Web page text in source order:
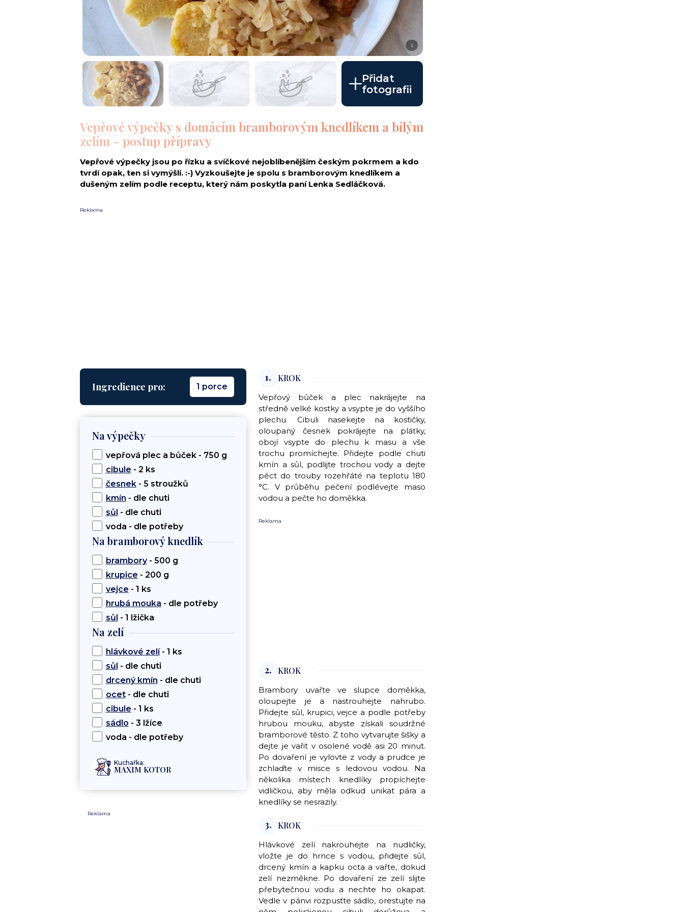
i
Přidat
fotografii
Vepřové výpečky s domácím bramborovým knedlíkem a bílým
zelím - postup přípravy
Vepřové výpečky jsou po řízku a svíčkové nejoblíbenějším českým pokrmem a kdo
tvrdí opak, ten si vymýšlí. :-) Vyzkoušejte je spolu s bramborovým knedlíkem a
dušeným zelím podle receptu, který nám poskytla paní Lenka Sedláčková.
Reklama
Ingredience pro: 1 porce
Na výpečky
vepřová plec a bůček - 750 g
cibule - 2 ks
česnek- 5 stroužků
kmín - dle chuti
sůl - dle chuti
voda - dle potřeby
Na bramborový knedlík
brambory- 500 g
krupice - 200 g
vejce - 1 ks
hrubá mouka - dle potřeby
sůl - 1 lžička
Na zelí
hlávkové zelí- 1 ks
sůl - dle chuti
drcený kmín - dle chuti
ocet- dle chuti
cibule - 1 ks
sádlo - 3 lžíce
voda - dle potřeby
Kuchařka:
MAXIM KOTOR
Reklama
1. KROK
Vepřový bůček a plec nakrájejte na
středně velké kostky a vsypte je do vyššího
plechu. Cibuli nasekejte na kostičky,
oloupaný česnek pokrájejte na plátky,
obojí vsypte do plechu k masu a vše
trochu promíchejte. Přidejte podle chuti
kmín a sůl, podlijte trochou vody a dejte
péct do trouby rozehřáté na teplotu 180
°C. V průběhu pečení podlévejte maso
vodou a pečte ho doměkka.
Reklama
2. KROK
Brambory uvařte ve slupce doměkka,
oloupejte je a nastrouhejte nahrubo.
Přidejte sůl, krupici, vejce a podle potřeby
hrubou mouku, abyste získali soudržné
bramborové těsto. Z toho vytvarujte šišky a
dejte je vařit v osolené vodě asi 20 minut.
Po dovaření je vylovte z vody a prudce je
zchlaďte v misce s ledovou vodou. Na
několika místech knedlíky propíchejte
vidličkou, aby měla odkud unikat pára a
knedlíky se nesrazily.
3. KROK
Hlávkové zelí nakrouhejte na nudličky,
vložte je do hrnce s vodou, přidejte sůl,
drcený kmín a kapku octa a vařte, dokud
zelí nezměkne. Po dovaření ze zelí slijte
přebytečnou vodu a nechte ho okapat.
Vedle v pánvi rozpusťte sádlo, orestujte na